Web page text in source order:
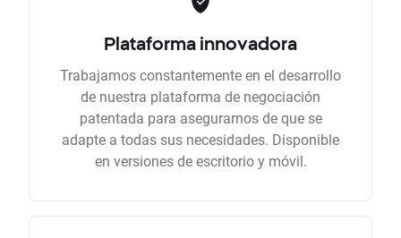
Plataforma innovadora
Trabajamos constantemente en el desarrollo
de nuestra plataforma de negociación
patentada para asegurarnos de que se
adapte a todas sus necesidades. Disponible
en versiones de escritorio y móvil.